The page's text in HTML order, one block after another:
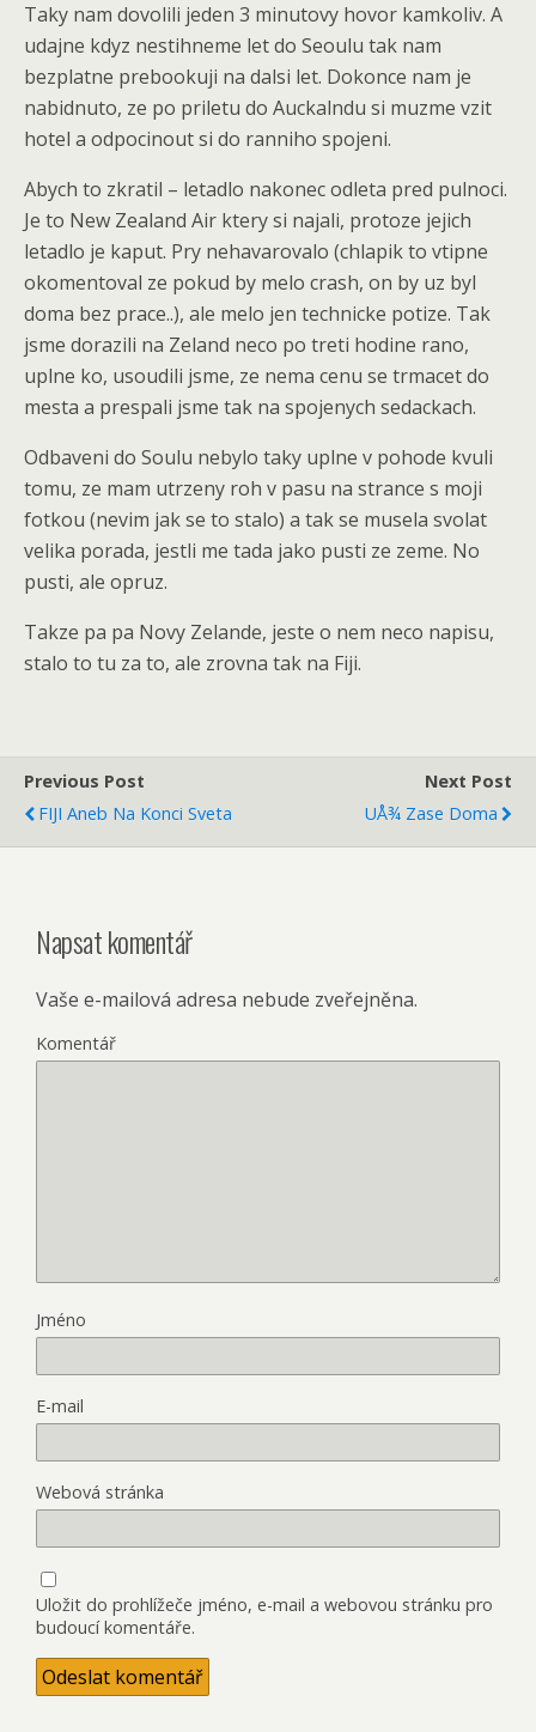
Taky nam dovolili jeden 3 minutovy hovor kamkoliv. A
udajne kdyz nestihneme let do Seoulu tak nam
bezplatne prebookuji na dalsi let. Dokonce nam je
nabidnuto, ze po priletu do Auckalndu si muzme vzit
hotel a odpocinout si do ranniho spojeni.
Abych to zkratil – letadlo nakonec odleta pred pulnoci.
Je to New Zealand Air ktery si najali, protoze jejich
letadlo je kaput. Pry nehavarovalo (chlapik to vtipne
okomentoval ze pokud by melo crash, on by uz byl
doma bez prace..), ale melo jen technicke potize. Tak
jsme dorazili na Zeland neco po treti hodine rano,
uplne ko, usoudili jsme, ze nema cenu se trmacet do
mesta a prespali jsme tak na spojenych sedackach.
Odbaveni do Soulu nebylo taky uplne v pohode kvuli
tomu, ze mam utrzeny roh v pasu na strance s moji
fotkou (nevim jak se to stalo) a tak se musela svolat
velika porada, jestli me tada jako pusti ze zeme. No
pusti, ale opruz.
Takze pa pa Novy Zelande, jeste o nem neco napisu,
stalo to tu za to, ale zrovna tak na Fiji.
Previous Post
FIJI Aneb Na Konci Sveta
Next Post
UÅ¾ Zase Doma
Napsat komentář
Vaše e-mailová adresa nebude zveřejněna.
Komentář
Jméno
E-mail
Webová stránka
Uložit do prohlížeče jméno, e-mail a webovou stránku pro
budoucí komentáře.